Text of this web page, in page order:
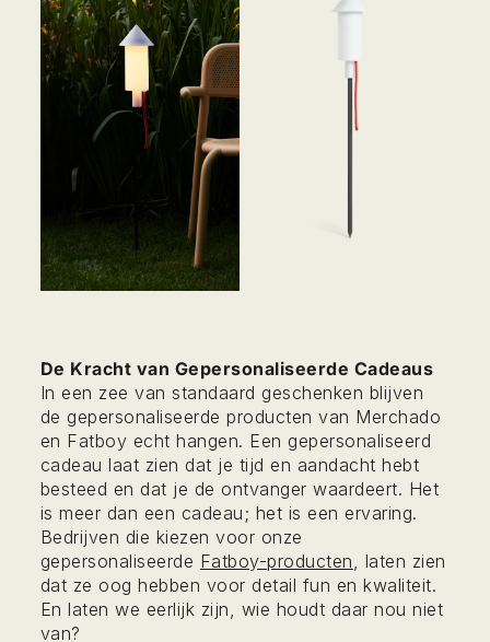
De Kracht van Gepersonaliseerde Cadeaus
In een zee van standaard geschenken blijven
de gepersonaliseerde producten van Merchado
en Fatboy echt hangen. Een gepersonaliseerd
cadeau laat zien dat je tijd en aandacht hebt
besteed en dat je de ontvanger waardeert. Het
is meer dan een cadeau; het is een ervaring.
Bedrijven die kiezen voor onze
gepersonaliseerde Fatboy-producten, laten zien
dat ze oog hebben voor detail fun en kwaliteit.
En laten we eerlijk zijn, wie houdt daar nou niet
van?